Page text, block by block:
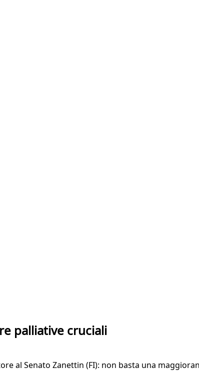
palliative cruciali
al Senato Zanettin (FI): non basta una